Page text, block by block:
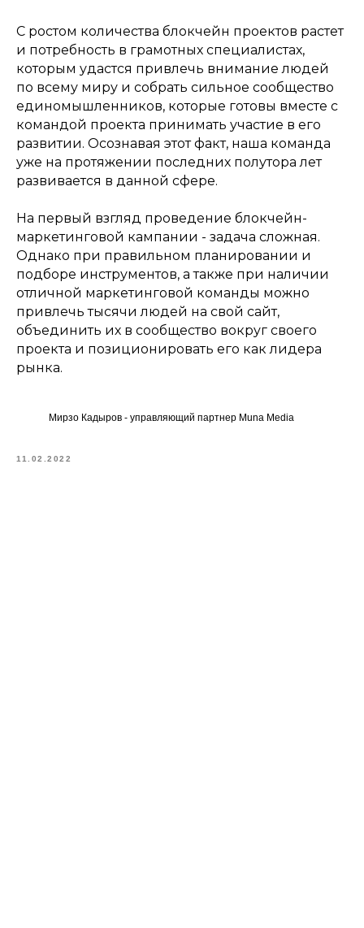
С ростом количества блокчейн проектов растет
и потребность в грамотных специалистах,
которым удастся привлечь внимание людей
по всему миру и собрать сильное сообщество
единомышленников, которые готовы вместе с
командой проекта принимать участие в его
развитии. Осознавая этот факт, наша команда
уже на протяжении последних полутора лет
развивается в данной сфере.
На первый взгляд проведение блокчейн-
маркетинговой кампании - задача сложная.
Однако при правильном планировании и
подборе инструментов, а также при наличии
отличной маркетинговой команды можно
привлечь тысячи людей на свой сайт,
объединить их в сообщество вокруг своего
проекта и позиционировать его как лидера
рынка.
Мирзо Кадыров - управляющий партнер Muna Media
11.02.2022